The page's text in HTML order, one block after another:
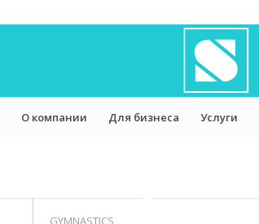
О компании Для бизнеса Услуги
GYMNASTICS